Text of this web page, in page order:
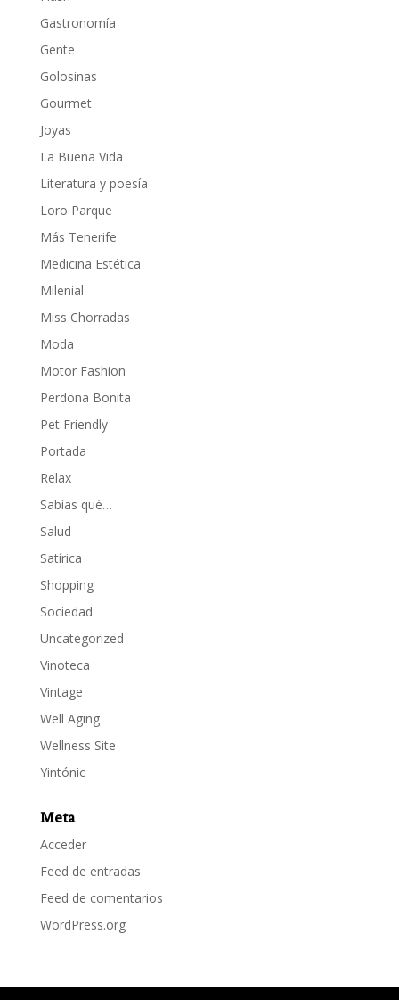
Gastronomía
Gente
Golosinas
Gourmet
Joyas
La Buena Vida
Literatura y poesía
Loro Parque
Más Tenerife
Medicina Estética
Milenial
Miss Chorradas
Moda
Motor Fashion
Perdona Bonita
Pet Friendly
Portada
Relax
Sabías qué…
Salud
Satírica
Shopping
Sociedad
Uncategorized
Vinoteca
Vintage
Well Aging
Wellness Site
Yintónic
Meta
Acceder
Feed de entradas
Feed de comentarios
WordPress.org